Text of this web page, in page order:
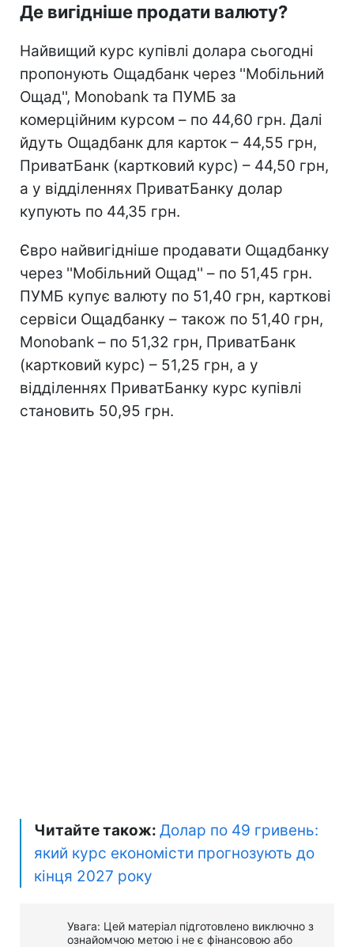
Де вигідніше продати валюту?
Найвищий курс купівлі долара сьогодні
пропонують Ощадбанк через ''Мобільний
Ощад'', Monobank та ПУМБ за
комерційним курсом – по 44,60 грн. Далі
йдуть Ощадбанк для карток – 44,55 грн,
ПриватБанк (картковий курс) – 44,50 грн,
а у відділеннях ПриватБанку долар
купують по 44,35 грн.
Євро найвигідніше продавати Ощадбанку
через ''Мобільний Ощад'' – по 51,45 грн.
ПУМБ купує валюту по 51,40 грн, карткові
сервіси Ощадбанку – також по 51,40 грн,
Monobank – по 51,32 грн, ПриватБанк
(картковий курс) – 51,25 грн, а у
відділеннях ПриватБанку курс купівлі
становить 50,95 грн.
Читайте також: Долар по 49 гривень:
який курс економісти прогнозують до
кінця 2027 року
Увага: Цей матеріал підготовлено виключно з
ознайомчою метою і не є фінансовою або